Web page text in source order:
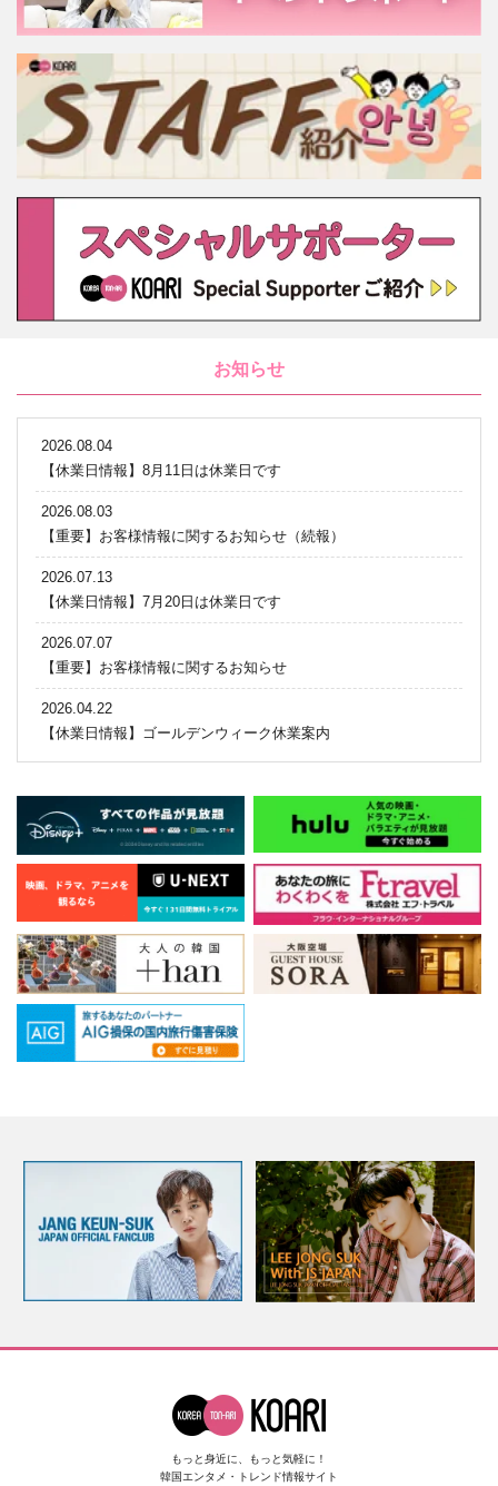
お知らせ
2026.08.04
【休業日情報】8月11日は休業日です
2026.08.03
【重要】お客様情報に関するお知らせ（続報）
2026.07.13
【休業日情報】7月20日は休業日です
2026.07.07
【重要】お客様情報に関するお知らせ
2026.04.22
【休業日情報】ゴールデンウィーク休業案内
もっと身近に、もっと気軽に！
韓国エンタメ・トレンド情報サイト